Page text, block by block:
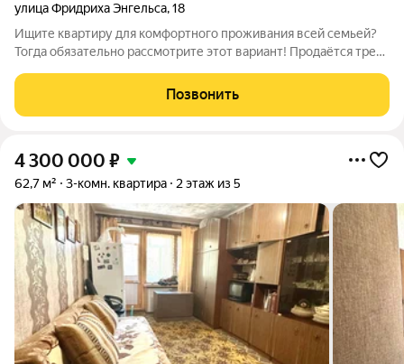
улица Фридриха Энгельса,18
Ищите квартиру для комфортного проживания всей семьей?
Тогда обязательно рассмотрите этот вариант! Продаётся трех
цене! Квартира находится на 8 этаже 9 этажного дома 1981
года постройки. Дом
Позвонить
4 300 000 ₽
62,7 м² 3-комн. квартира 2 этаж из 5